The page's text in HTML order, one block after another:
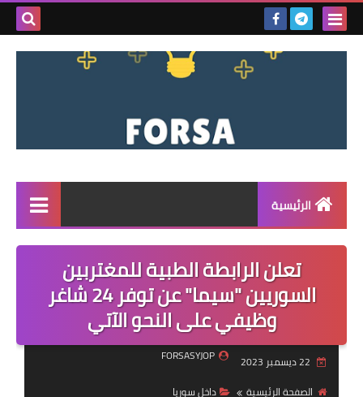
بحث
الرئيسية
القائمة
مناقصات
فرص عمل داخل سوريا
فرص عمل في تركيا
تعلن الرابطة الطبية للمغتربين
السوريين "سيما" عن توفر 24 شاغر
وظيفي على النحو الآتي
FORSASYJOP
الصفحة الرئيسية
داخل سوريا